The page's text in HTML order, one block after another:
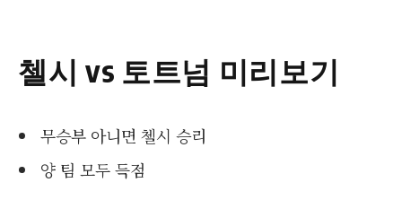
첼시 vs 토트넘 미리보기
무승부 아니면 첼시 승리
양 팀 모두 득점